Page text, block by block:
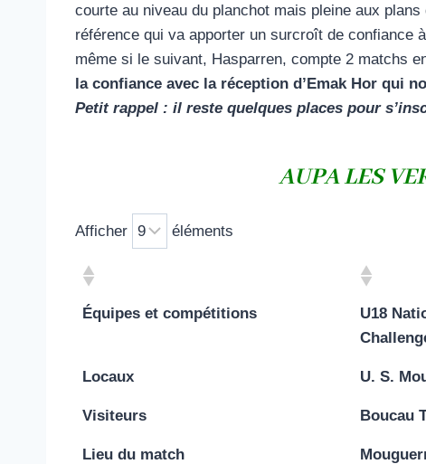
courte au niveau du planchot mais pleine aux
référence qui va apporter un surcroît de confiance
même si le suivant, Hasparren, compte 2 matchs
la confiance avec la réception d’Emak Hor qui
Petit rappel : il reste quelques places pour
AUPA LES
Afficher éléments
Équipes et compétitions
U18
Locaux U. S.
Visiteurs Boucau
Lieu du match